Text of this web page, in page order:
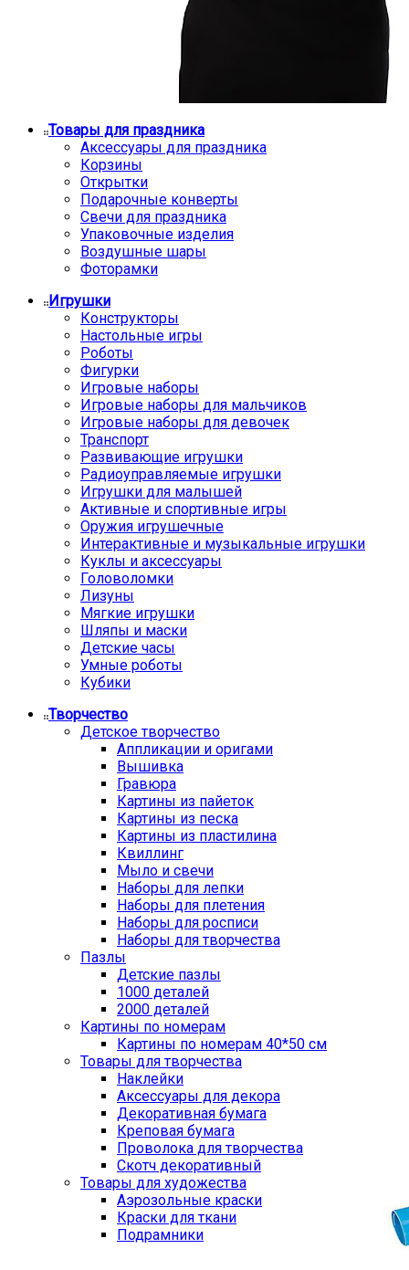
Товары для праздника
Аксессуары для праздника
Корзины
Открытки
Подарочные конверты
Свечи для праздника
Упаковочные изделия
Воздушные шары
Фоторамки
Игрушки
Конструкторы
Настольные игры
Роботы
Фигурки
Игровые наборы
Игровые наборы для мальчиков
Игровые наборы для девочек
Транспорт
Развивающие игрушки
Радиоуправляемые игрушки
Игрушки для малышей
Активные и спортивные игры
Оружия игрушечные
Интерактивные и музыкальные игрушки
Куклы и аксессуары
Головоломки
Лизуны
Мягкие игрушки
Шляпы и маски
Детские часы
Умные роботы
Кубики
Творчество
Детское творчество
Аппликации и оригами
Вышивка
Гравюра
Картины из пайеток
Картины из песка
Картины из пластилина
Квиллинг
Мыло и свечи
Наборы для лепки
Наборы для плетения
Наборы для росписи
Наборы для творчества
Пазлы
Детские пазлы
1000 деталей
2000 деталей
Картины по номерам
Картины по номерам 40*50 см
Товары для творчества
Наклейки
Аксессуары для декора
Декоративная бумага
Креповая бумага
Проволока для творчества
Скотч декоративный
Товары для художества
Аэрозольные краски
Краски для ткани
Подрамники